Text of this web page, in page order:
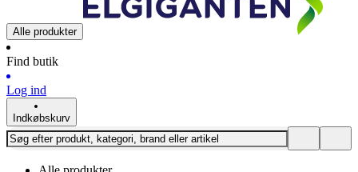
Alle produkter
Find butik
Log ind
Indkøbskurv